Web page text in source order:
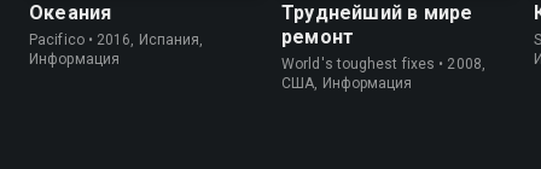
Океания
Pacifico • 2016, Испания,
Информация
Труднейший в мире
ремонт
World's toughest fixes • 2008,
США, Информация